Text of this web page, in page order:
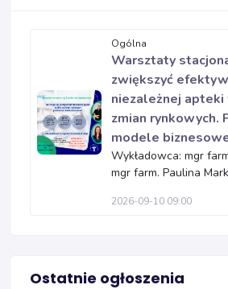
Ogólna
Warsztaty
zwiększyć
niezależnej apteki
zmian rynkowych.
modele
Wykładowca: mgr
mgr farm. Paulina
2026-09-10 09:00
Ostatnie ogłoszenia